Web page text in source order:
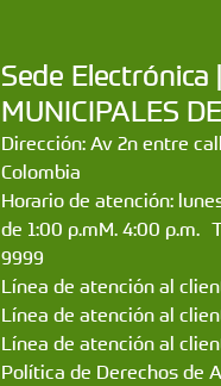
Sede Electrónica
MUNICIPALES
Dirección: Av 2n entre
Colombia
Horario de atención:
de 1:00 p.mM. 4:00 p.m.
9999
Línea de atención al
Línea de atención al
Línea de atención al
Política de Derechos de